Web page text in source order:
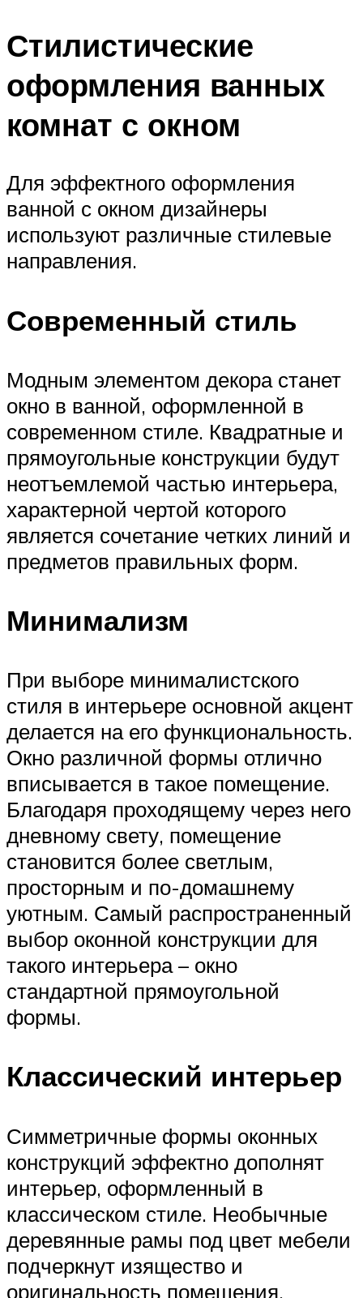
Стилистические
оформления ванных
комнат с окном
Для эффектного оформления
ванной с окном дизайнеры
используют различные стилевые
направления.
Современный стиль
Модным элементом декора станет
окно в ванной, оформленной в
современном стиле. Квадратные и
прямоугольные конструкции будут
неотъемлемой частью интерьера,
характерной чертой которого
является сочетание четких линий и
предметов правильных форм.
Минимализм
При выборе минималистского
стиля в интерьере основной акцент
делается на его функциональность.
Окно различной формы отлично
вписывается в такое помещение.
Благодаря проходящему через него
дневному свету, помещение
становится более светлым,
просторным и по-домашнему
уютным. Самый распространенный
выбор оконной конструкции для
такого интерьера – окно
стандартной прямоугольной
формы.
Классический интерьер
Симметричные формы оконных
конструкций эффектно дополнят
интерьер, оформленный в
классическом стиле. Необычные
деревянные рамы под цвет мебели
подчеркнут изящество и
оригинальность помещения.